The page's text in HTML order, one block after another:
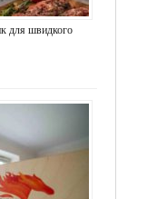
для швидкого